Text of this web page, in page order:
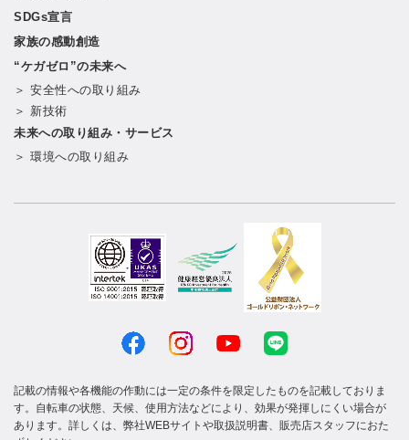
SDGs宣言
家族の感動創造
“ケガゼロ”の未来へ
＞ 安全性への取り組み
＞ 新技術
未来への取り組み・サービス
＞ 環境への取り組み
記載の情報や各機能の作動には一定の条件を限定したものを記載しておりま
す。自転車の状態、天候、使用方法などにより、効果が発揮しにくい場合が
あります。詳しくは、弊社WEBサイトや取扱説明書、販売店スタッフにおた